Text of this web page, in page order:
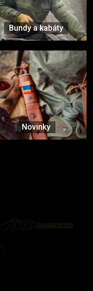
Bundy a kabáty
Novinky